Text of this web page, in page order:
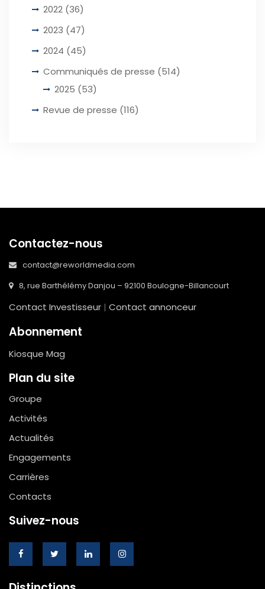
2022 (36)
2023 (47)
2024 (45)
Communiqués de presse (514)
2025 (53)
Revue de presse (116)
Contactez-nous
contact@reworldmedia.com
8, rue Barthélémy Danjou – 92100 Boulogne-Billancourt
Contact Investisseur | Contact annonceur
Abonnement
Kiosque Mag
Plan du site
Groupe
Activités
Actualités
Engagements
Carrières
Contacts
Suivez-nous